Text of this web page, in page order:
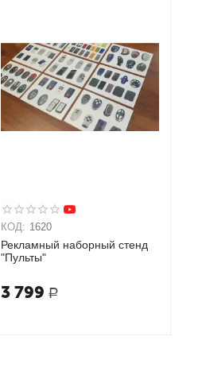
КОД: 1620
Рекламный наборный стенд
"Пульты"
3 799 Р